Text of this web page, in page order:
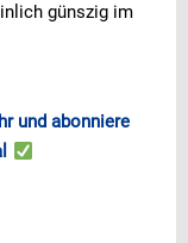
günszig im
und abonniere